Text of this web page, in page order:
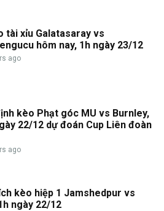
tài xỉu Galatasaray vs
hôm nay, 1h ngày 23/12
ago
kèo Phạt góc MU vs Burnley,
22/12 dự đoán Cup Liên đoàn
ago
kèo hiệp 1 Jamshedpur vs
ngày 22/12